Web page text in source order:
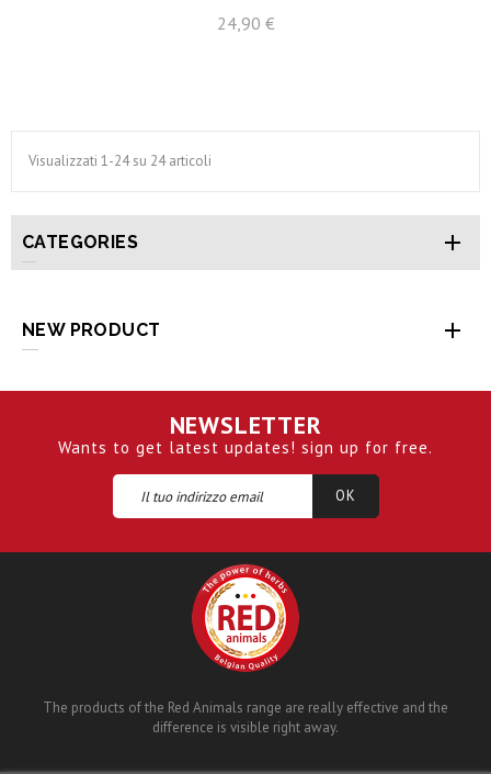
24,90 €Prezzo
Visualizzati 1-24 su 24 articoli
CATEGORIES 
NEW PRODUCT 
NEWSLETTER
Wants to get latest updates! sign up for free.
The products of the Red Animals range are really effective and the
difference is visible right away.